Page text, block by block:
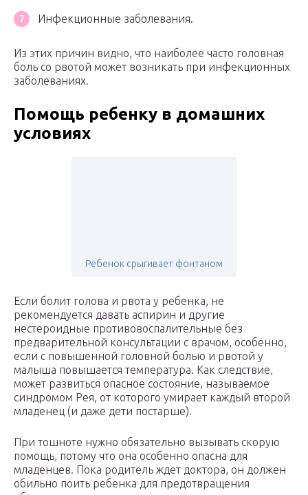
Инфекционные заболевания.
Из этих причин видно, что наиболее часто головная
боль со рвотой может возникать при инфекционных
заболеваниях.
Помощь ребенку в домашних
условиях
Ребенок срыгивает фонтаном
Если болит голова и рвота у ребенка, не
рекомендуется давать аспирин и другие
нестероидные противовоспалительные без
предварительной консультации с врачом, особенно,
если с повышенной головной болью и рвотой у
малыша повышается температура. Как следствие,
может развиться опасное состояние, называемое
синдромом Рея, от которого умирает каждый второй
младенец (и даже дети постарше).
При тошноте нужно обязательно вызывать скорую
помощь, потому что она особенно опасна для
младенцев. Пока родитель ждет доктора, он должен
обильно поить ребенка для предотвращения